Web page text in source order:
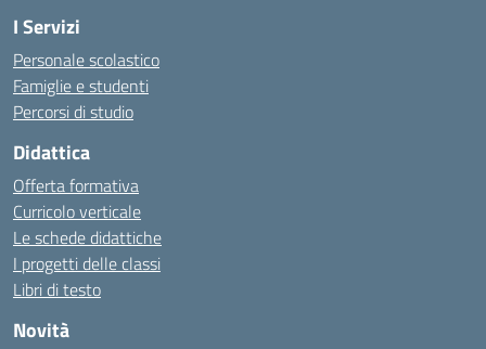
I Servizi
Personale scolastico
Famiglie e studenti
Percorsi di studio
Didattica
Offerta formativa
Curricolo verticale
Le schede didattiche
I progetti delle classi
Libri di testo
Novità